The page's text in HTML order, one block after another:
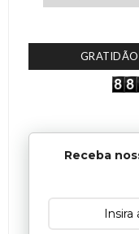
GRATIDÃO
Receba